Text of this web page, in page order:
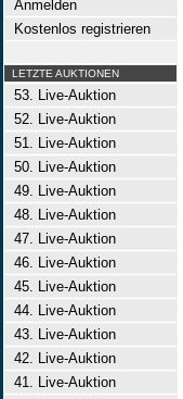
Anmelden
Kostenlos registrieren
LETZTE AUKTIONEN
53. Live-Auktion
52. Live-Auktion
51. Live-Auktion
50. Live-Auktion
49. Live-Auktion
48. Live-Auktion
47. Live-Auktion
46. Live-Auktion
45. Live-Auktion
44. Live-Auktion
43. Live-Auktion
42. Live-Auktion
41. Live-Auktion